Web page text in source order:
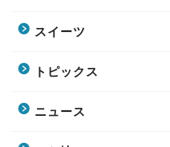
スイーツ
トピックス
ニュース